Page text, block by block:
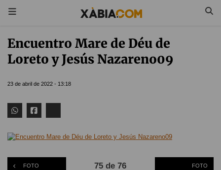
Encuentro Mare de Déu de
Loreto y Jesús Nazareno09
23 de abril de 2022 - 13:18
FOTO
75 de 76
FOTO